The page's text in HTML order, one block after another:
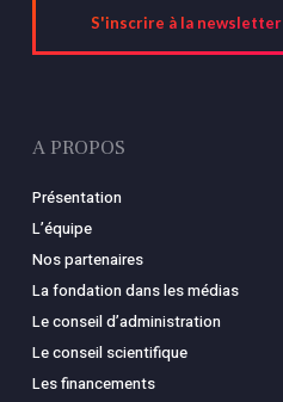
S'inscrire à la newsletter
A PROPOS
Présentation
L’équipe
Nos partenaires
La fondation dans les médias
Le conseil d’administration
Le conseil scientifique
Les financements